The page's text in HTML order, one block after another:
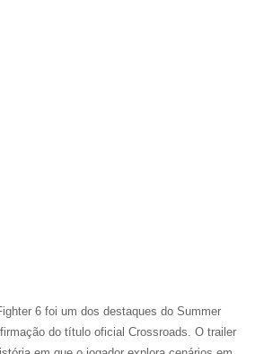
6 foi um dos destaques do Summer
do título oficial Crossroads. O trailer